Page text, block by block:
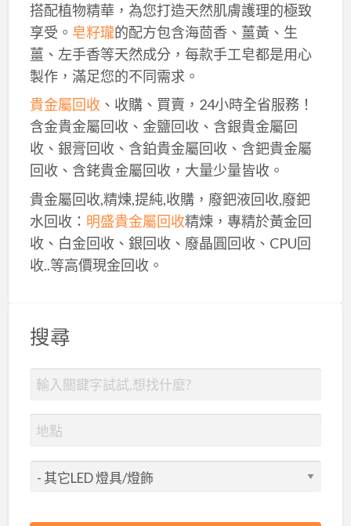
搭配植物精華，為您打造天然肌膚護理的極致
享受。 皂籽瓏的配方包含海茴香、薑黃、生
薑、左手香等天然成分，每款手工皂都是用心
製作，滿足您的不同需求。
貴金屬回收、收購、買賣，24小時全省服務！
含金貴金屬回收、金鹽回收、含銀貴金屬回
收、銀膏回收、含鉑貴金屬回收、含鈀貴金屬
回收、含銠貴金屬回收，大量少量皆收。
貴金屬回收,精煉,提純,收購，廢鈀液回收,廢鈀
水回收： 明盛貴金屬回收精煉，專精於黃金回
收、白金回收、銀回收、廢晶圓回收、CPU回
收..等高價現金回收。
搜尋